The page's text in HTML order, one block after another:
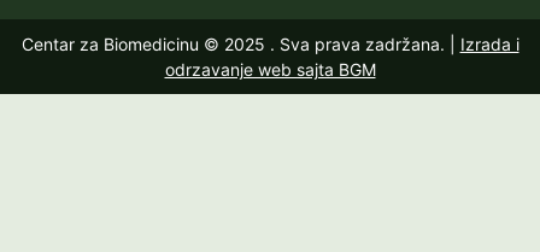
Centar za Biomedicinu © 2025 . Sva prava zadržana. | Izrada i
odrzavanje web sajta BGM